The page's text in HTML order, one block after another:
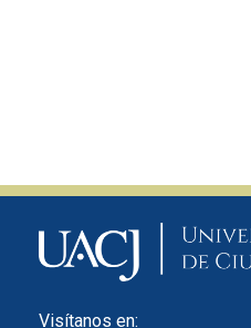
Visítanos en: